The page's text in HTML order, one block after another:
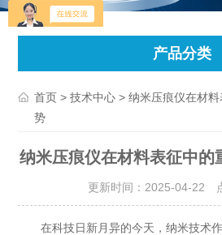
产品分类
首页 >技术中心 > 纳米压痕仪在材
势
纳米压痕仪在材料表征中的
更新时间：2025-04-22
在科技日新月异的今天，纳米技术作